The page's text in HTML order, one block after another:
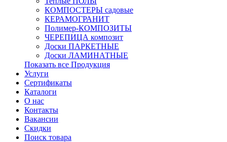
КОМПОСТЕРЫ садовые
КЕРАМОГРАНИТ
Полимер-КОМПОЗИТЫ
ЧЕРЕПИЦА композит
Доски ПАРКЕТНЫЕ
Доски ЛАМИНАТНЫЕ
Показать все Продукция
Услуги
Сертификаты
Каталоги
О нас
Контакты
Вакансии
Скидки
Поиск товара